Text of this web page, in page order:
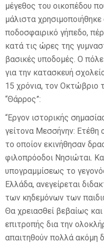
μέγεθος του οικοπέδου
μάλιστα
ποδοσφαιρικό γήπεδο,
κατά τις ώρες της
βασικές υποδομές. Ο
για την κατασκευή
15 χρόνια, τον Οκτώβριο
“Θάρρος”:
“Εργον ιστορικής
γείτονα Μεσσήνην: Ετέθη
το οποίον εκινήθησαν
φιλοπρόοδοι Νησιώται.
υπογραμμίσεως το
Ελλάδα, ανεγείρεται
των κηδεμόνων των
Θα χρειασθεί βεβαίως
επιτροπής δια την
απαιτηθούν πολλά ακόμη